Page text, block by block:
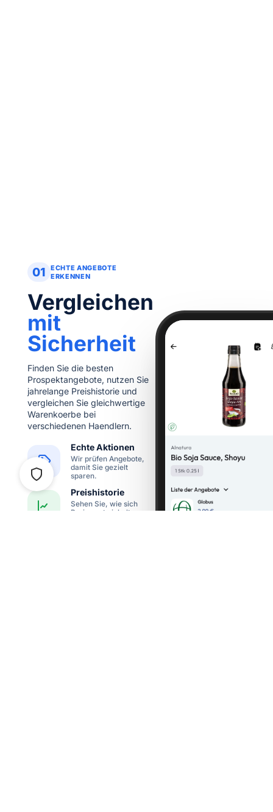
01
ECHTE ANGEBOTE
ERKENNEN
Vergleichen
mit
Sicherheit
Finden Sie die besten
Prospektangebote, nutzen Sie
jahrelange Preishistorie und
vergleichen Sie gleichwertige
Warenkoerbe bei
verschiedenen Haendlern.
Echte Aktionen
Wir prüfen Angebote,
damit Sie gezielt
sparen.
Preishistorie
Sehen Sie, wie sich
Preise entwickelt
Sie ab heute!